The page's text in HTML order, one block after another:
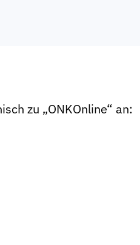
zu „ONKOnline“ an: